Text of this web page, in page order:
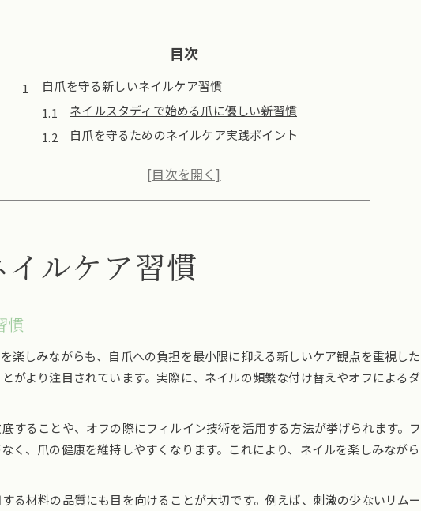
目次
自爪を守る新しいネイルケア習慣
ネイルスタディで始める爪に優しい新習慣
自爪を守るためのネイルケア実践ポイント
ネイルで自爪を健やかに保つコツとは
ネイルを傷めにくくする選び方の基本
自分に合った低負担ネイルの選択ポイント
爪に優しいネイルの見分け方を徹底解説
ジェルとマニキュアの違い徹底比較
ジェルネイルとマニキュアの特徴と選び方
ネイル初心者が知りたい両者の違いと適性
生活に合うネイルはどっち？メリット徹底解説
ルケア習慣
慣
楽しみながらも、自爪への負担を最小限に抑える新しいケア観点を重視し
がより注目されています。実際に、ネイルの頻繁な付け替えやオフによる
することや、オフの際にフィルイン技術を活用する方法が挙げられます。
く、爪の健康を維持しやすくなります。これにより、ネイルを楽しみなが
る材料の品質にも目を向けることが大切です。例えば、刺激の少ないリム